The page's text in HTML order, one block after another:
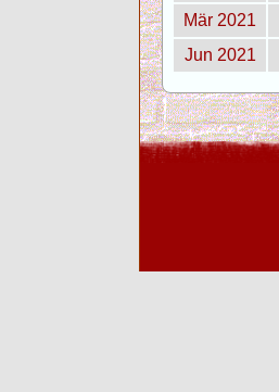
Mär 2021
Jun 2021